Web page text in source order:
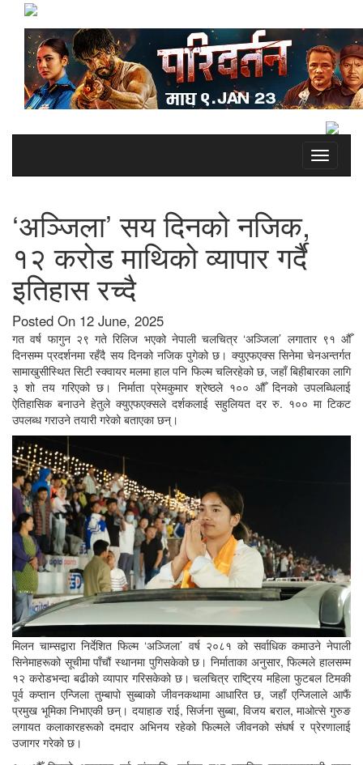
Toggle
‘अञ्जिला’ सय दिनको नजिक,
१२ करोड माथिको व्यापार गर्दै
इतिहास रच्दै
Posted On 12 June, 2025
गत वर्ष फागुन २९ गते रिलिज भएको नेपाली चलचित्र ‘अञ्जिला’ लगातार ९१ औँ
दिनसम्म प्रदर्शनमा रहँदै सय दिनको नजिक पुगेको छ। क्युएफएक्स सिनेमा चेनअन्तर्गत
सामाखुसीस्थित सिटी स्क्वायर मलमा हाल पनि फिल्म चलिरहेको छ, जहाँ बिहीबारका लागि
३ शो तय गरिएको छ। निर्माता प्रेमकुमार श्रेष्ठले १०० औँ दिनको उपलब्धिलाई
ऐतिहासिक बनाउने हेतुले क्युएफएक्सले दर्शकलाई सहुलियत दर रु. १०० मा टिकट
उपलब्ध गराउने तयारी गरेको बताएका छन्।
मिलन चाम्सद्वारा निर्देशित फिल्म ‘अञ्जिला’ वर्ष २०८१ को सर्वाधिक कमाउने नेपाली
सिनेमाहरूको सूचीमा पाँचौं स्थानमा पुगिसकेको छ। निर्माताका अनुसार, फिल्मले हालसम्म
१२ करोडभन्दा बढीको व्यापार गरिसकेको छ। चलचित्र राष्ट्रिय महिला फुटबल टिमकी
पूर्व कप्तान एन्जिला तुम्बापो सुब्बाको जीवनकथामा आधारित छ, जहाँ एन्जिलाले आफैं
प्रमुख भूमिका निभाएकी छन्। दयाहाङ राई, सिर्जना सुब्बा, विजय बराल, माओत्से गुरुङ
लगायत कलाकारहरूको दमदार अभिनय रहेको फिल्मले जीवनको संघर्ष र प्रेरणालाई
उजागर गरेको छ।